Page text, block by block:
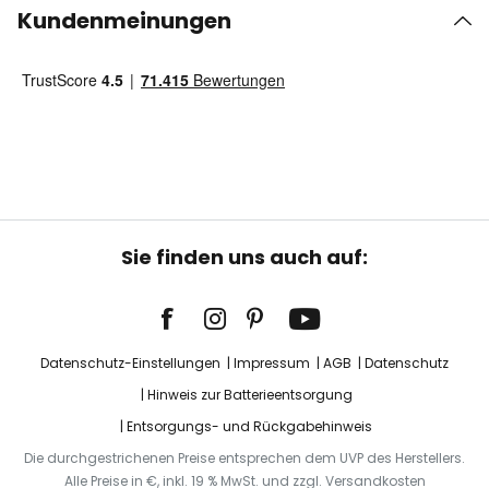
Kundenmeinungen
Sie finden uns auch auf:
Datenschutz-Einstellungen Impressum AGB
Datenschutz
Hinweis zur Batterieentsorgung
Entsorgungs- und Rückgabehinweis
Die durchgestrichenen Preise entsprechen dem UVP des Herstellers.
Alle Preise in €, inkl. 19 % MwSt. und zzgl. Versandkosten